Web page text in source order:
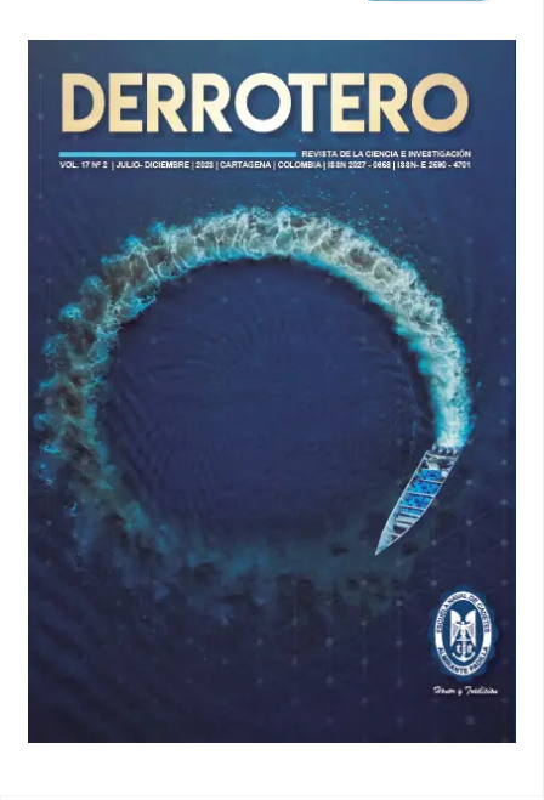
(2017). Dos detenidos por intentar entrar 71 kilos de “khat”
desde el aeropuerto del Prat.
(2017). Por segunda vez en tres días, Pensilvania, EE. UU.
Aduanas y Protección de Fronteras (CBP).
(2018). Catinonas sintéticas (“sales de baño”) — Drugfacts.
Recuperado de:
https://nida.nih.gov/es/publicaciones/drugfacts/catinonas-
sinteticas-sales-de-bano
(2018). Drogas en Euskadi. El “khat”, la droga de los piratas
somalíes, localizada en el País Vasco.
(2019). Cuando se dejó atrás a la ciencia. Recuperado de:
https://www.globalcommissionondrugs.org/wp-
content/uploads/2019/06/2019Report_ESP_web.pdf.
(2019). Échele cabeza.
(2020). Khat, la droga que está llegando de África para